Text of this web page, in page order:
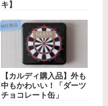
キ】
他社製品
【カルディ購入品】外も
中もかわいい！「ダーツ
チョコレート缶」